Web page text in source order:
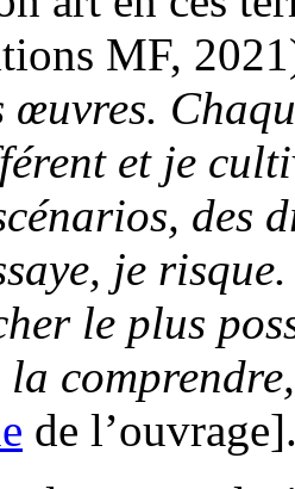
MF,
œuvres.
et je
des
je
le plus
de